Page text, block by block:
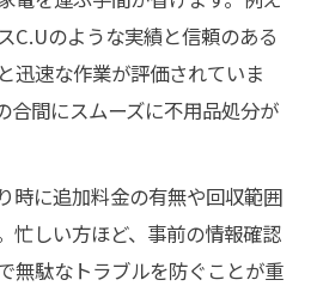
C.Uのような実績と信頼のある
迅速な作業が評価されていま
合間にスムーズに不用品処分が
時に追加料金の有無や回収範囲
忙しい方ほど、事前の情報確認
無駄なトラブルを防ぐことが重